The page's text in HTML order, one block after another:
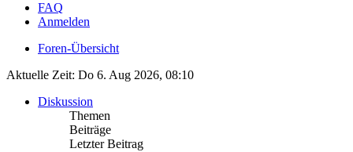
FAQ
Anmelden
Foren-Übersicht
Aktuelle Zeit: Do 6. Aug 2026, 08:10
Diskussion
Themen
Beiträge
Letzter Beitrag